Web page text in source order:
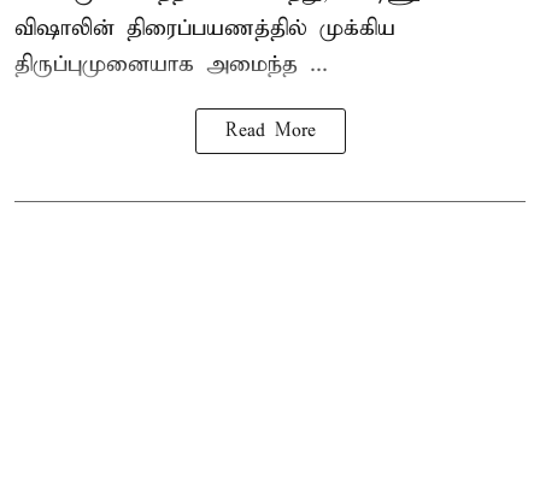
விஷாலின் திரைப்பயணத்தில் முக்கிய
திருப்புமுனையாக அமைந்த ...
Read More